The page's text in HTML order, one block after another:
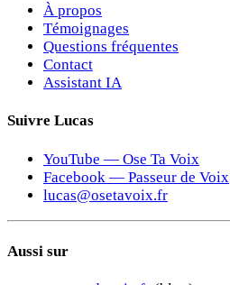
À propos
Témoignages
Questions fréquentes
Contact
Assistant IA
Suivre Lucas
YouTube — Ose Ta Voix
Facebook — Passeur de Voix
lucas@osetavoix.fr
Aussi sur